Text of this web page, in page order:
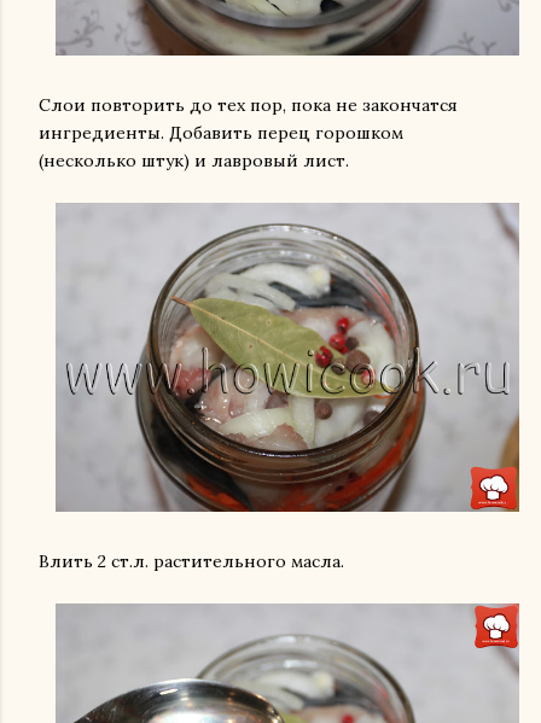
Слои повторить до тех пор, пока не закончатся
ингредиенты. Добавить перец горошком
(несколько штук) и лавровый лист.
Влить 2 ст.л. растительного масла.